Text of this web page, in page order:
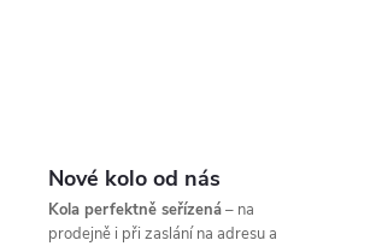
Nové kolo od nás
Kola perfektně seřízená– na
prodejně i při zaslání na adresu a